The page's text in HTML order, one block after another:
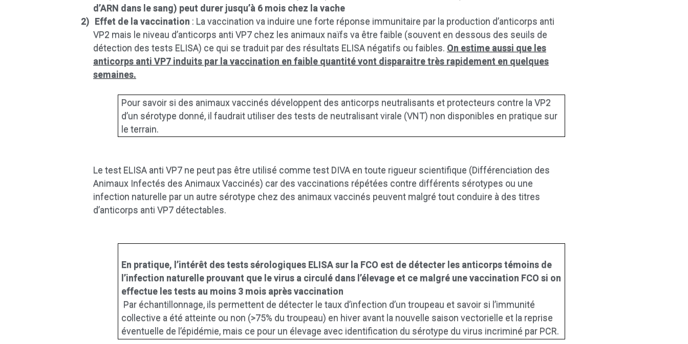
d’ARN dans le sang) peut durer jusqu’à 6 mois chez la vache
2) Effet de la vaccination : La vaccination va induire une forte réponse immunitaire par la production d’anticorps anti
VP2 mais le niveau d’anticorps anti VP7 chez les animaux naïfs va être faible (souvent en dessous des seuils de
détection des tests ELISA) ce qui se traduit par des résultats ELISA négatifs ou faibles. On estime aussi que les
anticorps anti VP7 induits par la vaccination en faible quantité vont disparaitre très rapidement en quelques
semaines.
Pour savoir si des animaux vaccinés développent des anticorps neutralisants et protecteurs contre la VP2
d’un sérotype donné, il faudrait utiliser des tests de neutralisant virale (VNT) non disponibles en pratique sur
le terrain.
Le test ELISA anti VP7 ne peut pas être utilisé comme test DIVA en toute rigueur scientifique (Différenciation des
Animaux Infectés des Animaux Vaccinés) car des vaccinations répétées contre différents sérotypes ou une
infection naturelle par un autre sérotype chez des animaux vaccinés peuvent malgré tout conduire à des titres
d’anticorps anti VP7 détectables.
En pratique, l’intérêt des tests sérologiques ELISA sur la FCO est de détecter les anticorps témoins de
l’infection naturelle prouvant que le virus a circulé dans l’élevage et ce malgré une vaccination FCO si on
effectue les tests au moins 3 mois après vaccination
Par échantillonnage, ils permettent de détecter le taux d’infection d’un troupeau et savoir si l’immunité
collective a été atteinte ou non (>75% du troupeau) en hiver avant la nouvelle saison vectorielle et la reprise
éventuelle de l’épidémie, mais ce pour un élevage avec identification du sérotype du virus incriminé par PCR.